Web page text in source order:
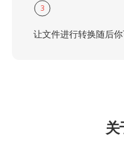
3
让文件进行转换随后